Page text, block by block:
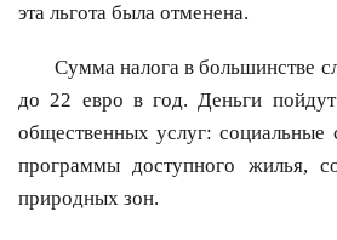
эта льгота была отменена.
Сумма налога в большинстве
до 22 евро в год. Деньги
общественных услуг: социальные
программы доступного жилья,
природных зон.